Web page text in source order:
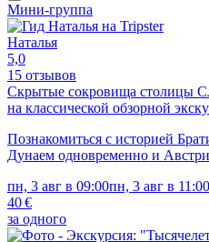
Мини-группа
Наталья
5,0
15 отзывов
Скрытые сокровища столицы
на классической обзорной
Познакомиться с историей
Дунаем одновременно и
пн, 3 авг в 09:00пн, 3 авг в 11:00
40 €
за одного